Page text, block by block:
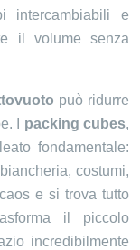
intercambiabili e
il volume senza
può ridurre
I packing cubes,
fondamentale:
costumi,
e si trova tutto
il piccolo
incredibilmente